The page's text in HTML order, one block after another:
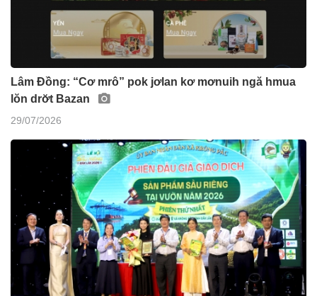
Lâm Đồng: “Cơ mrô” pok jơlan kơ mơnuih ngă hmua
lŏn drơ̆t Bazan
29/07/2026